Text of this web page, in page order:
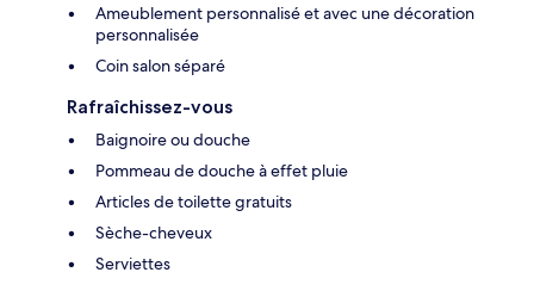
Ameublement personnalisé et avec une décoration
personnalisée
Coin salon séparé
Rafraîchissez-vous
Baignoire ou douche
Pommeau de douche à effet pluie
Articles de toilette gratuits
Sèche-cheveux
Serviettes